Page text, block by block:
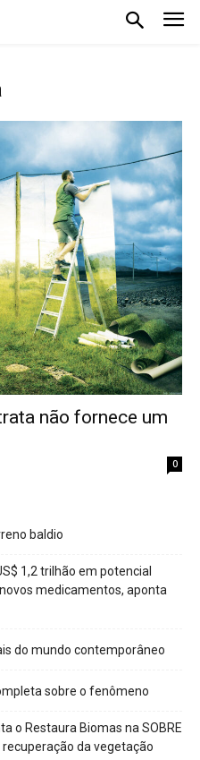
não fornece um
0
baldio
1,2 trilhão em potencial
medicamentos, aponta
do mundo contemporâneo
sobre o fenômeno
o Restaura Biomas na SOBRE
da vegetação